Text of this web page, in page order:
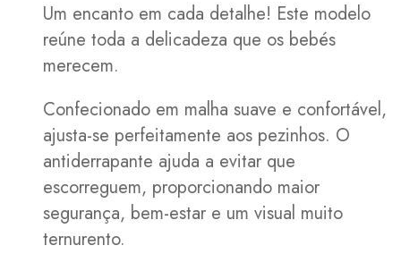
Um encanto em cada detalhe! Este modelo
reúne toda a delicadeza que os bebés
merecem.
Confecionado em malha suave e confortável,
ajusta-se perfeitamente aos pezinhos. O
antiderrapante ajuda a evitar que
escorreguem, proporcionando maior
segurança, bem-estar e um visual muito
ternurento.